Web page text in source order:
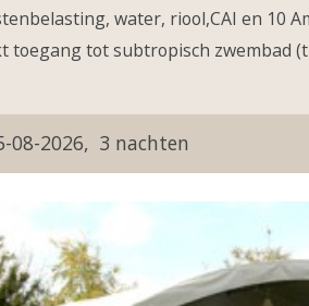
water, riool,CAI en 10
toegang tot subtropisch zwembad
08-2026 3